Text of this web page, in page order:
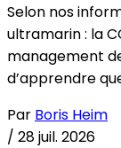
Selon nos
ultramarin : la
management
d’apprendre
Par Boris Heim
/ 28 juil. 2026